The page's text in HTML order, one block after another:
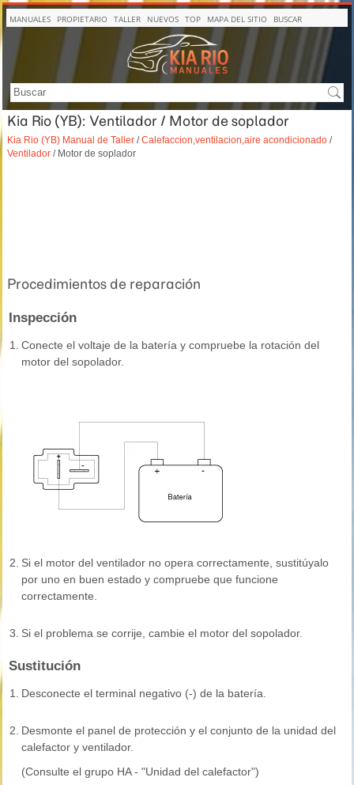
MANUALES PROPIETARIO TALLER NUEVOS TOP MAPA DEL SITIO BUSCAR
Kia Rio (YB): Ventilador / Motor de soplador
Kia Rio (YB) Manual de Taller /Calefaccion,ventilacion,aire acondicionado /
Ventilador / Motor de soplador
Procedimientos de reparación
Inspección
1.
Conecte el voltaje de la batería y compruebe la rotación del
motor del sopolador.
2. Si el motor del ventilador no opera correctamente, sustitúyalo
por uno en buen estado y compruebe que funcione
correctamente.
3. Si el problema se corrije, cambie el motor del sopolador.
Sustitución
1. Desconecte el terminal negativo (-) de la batería.
2. Desmonte el panel de protección y el conjunto de la unidad del
calefactor y ventilador.
(Consulte el grupo HA - "Unidad del calefactor")